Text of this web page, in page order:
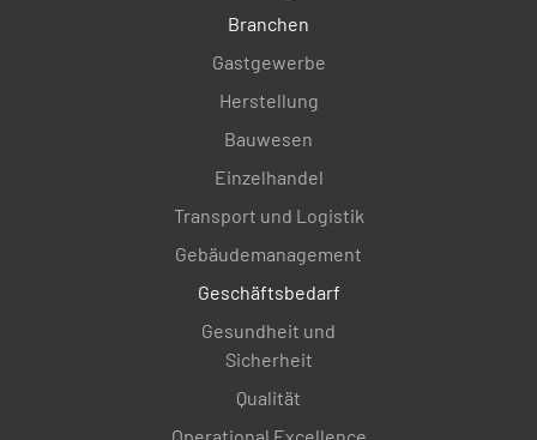
Branchen
Gastgewerbe
Herstellung
Bauwesen
Einzelhandel
Transport und Logistik
Gebäudemanagement
Geschäftsbedarf
Gesundheit und
Sicherheit
Qualität
Operational Excellence